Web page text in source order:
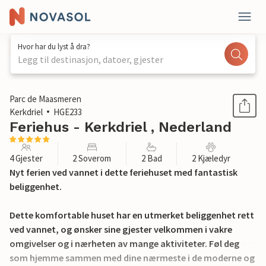
Hvor har du lyst å dra?
Legg til destinasjon, datoer, gjester
1 / 26
Parc de Maasmeren
Kerkdriel
HGE233
Feriehus - Kerkdriel , Nederland
4 Gjester 2 Soverom 2 Bad 2 Kjæledyr
Nyt ferien ved vannet i dette feriehuset med fantastisk
beliggenhet.
Dette komfortable huset har en utmerket beliggenhet rett
ved vannet, og ønsker sine gjester velkommen i vakre
omgivelser og i nærheten av mange aktiviteter. Føl deg
som hjemme sammen med dine nærmeste i de moderne og